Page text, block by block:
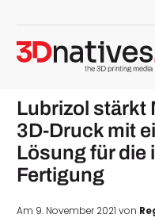
Lubrizol stärkt
3D-Druck mit
Lösung für die
Fertigung
Am 9. November 2021 von